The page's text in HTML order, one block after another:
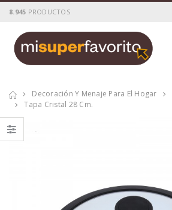
8.945 PRODUCTOS
Decoración Y Menaje Para El Hogar
Tapa Cristal 28 Cm.